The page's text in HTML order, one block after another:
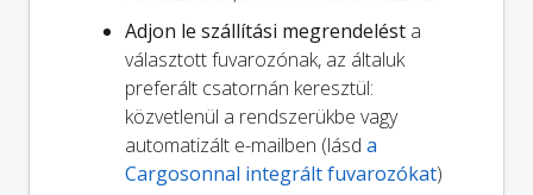
Adjon le szállítási megrendelést a
választott fuvarozónak, az általuk
preferált csatornán keresztül:
közvetlenül a rendszerükbe vagy
automatizált e-mailben (lásd a
Cargosonnal integrált fuvarozókat)